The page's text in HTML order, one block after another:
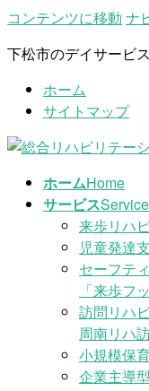
コンテンツに移動 ナ
下松市のデイサービス
ホーム
サイトマップ
ホームHome
サービスService
来歩リハ
児童発達
セーフテ
「来歩フ
訪問リハ
周南リハ
小規模保
企業主導